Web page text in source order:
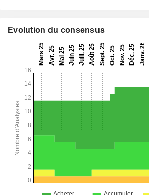
Evolution du consensus